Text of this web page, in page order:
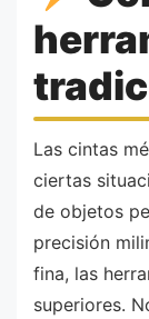
Las cintas
ciertas
de objetos
precisión
fina, las
superiores.